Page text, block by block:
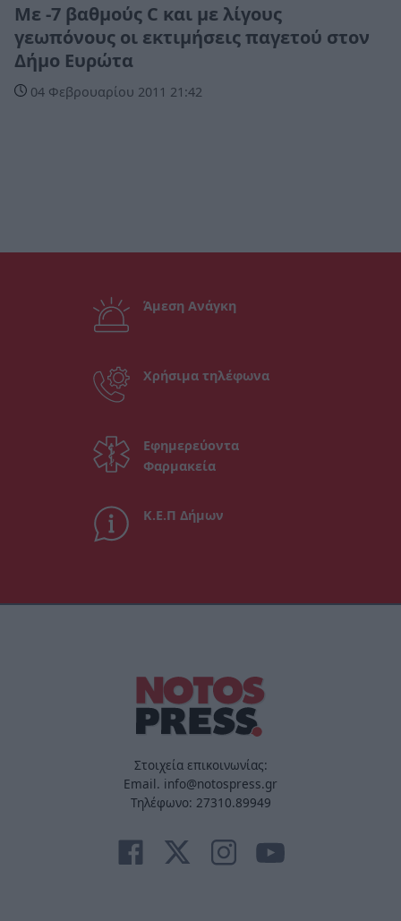
Με -7 βαθμούς C και με λίγους
γεωπόνους οι εκτιμήσεις παγετού στον
Δήμο Ευρώτα
04 Φεβρουαρίου 2011 21:42
Άμεση Ανάγκη
Χρήσιμα τηλέφωνα
Εφημερεύοντα
Φαρμακεία
Κ.Ε.Π Δήμων
Στοιχεία επικοινωνίας:
Email. info@notospress.gr
Τηλέφωνο: 27310.89949